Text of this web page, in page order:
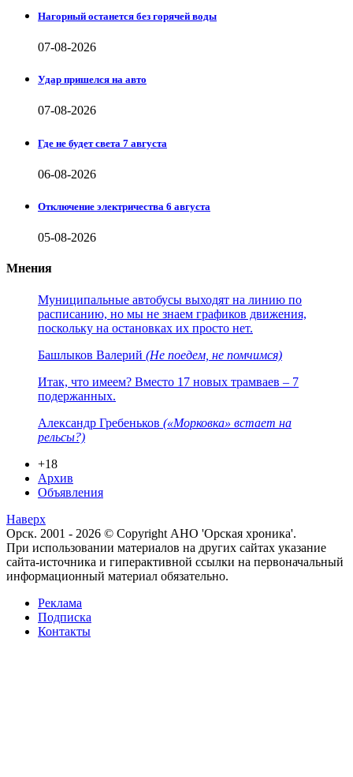
Нагорный останется без горячей воды
07-08-2026
Удар пришелся на авто
07-08-2026
Где не будет света 7 августа
06-08-2026
Отключение электричества 6 августа
05-08-2026
Мнения
Муниципальные автобусы выходят на линию по
расписанию, но мы не знаем графиков движения,
поскольку на остановках их просто нет.
Башлыков Валерий (Не поедем, не помчимся)
Итак, что имеем? Вместо 17 новых трамваев – 7
подержанных.
Александр Гребеньков («Морковка» встает на
рельсы?)
+18
Архив
Объявления
Наверх
Орск. 2001 - 2026 © Copyright АНО 'Орская хроника'.
При использовании материалов на других сайтах указание
сайта-источника и гиперактивной ссылки на первоначальный
информационный материал обязательно.
Реклама
Подписка
Контакты